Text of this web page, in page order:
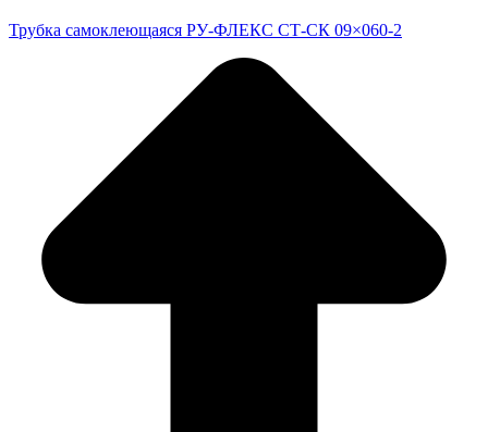
Трубка самоклеющаяся РУ-ФЛЕКС СТ-СК 09×060-2